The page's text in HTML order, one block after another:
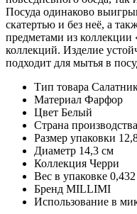
Посуда одинаково
скатертью и без неё, а
предметами из коллекции
коллекций. Изделие
подходит для мытья в
Тип товара
Материал Фарфор
Цвет Белый
Страна производства
Размер упаковки
Диаметр 14,3 см
Коллекция Черри
Вес в упаковке
Бренд MILLIMI
Использование в